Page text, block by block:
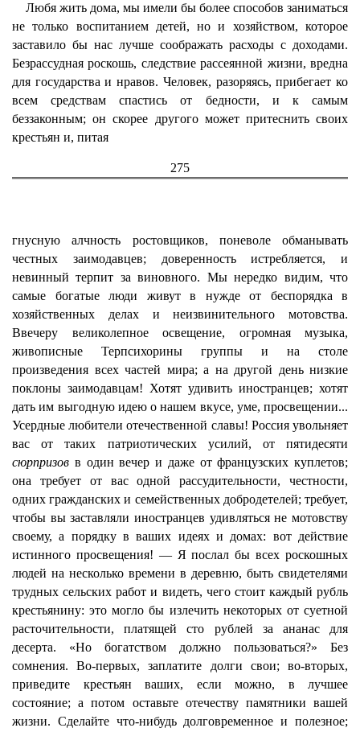
Любя жить дома, мы имели бы более способов заниматься
не только воспитанием детей, но и хозяйством, которое
заставило бы нас лучше соображать расходы с доходами.
Безрассудная роскошь, следствие рассеянной жизни, вредна
для государства и нравов. Человек, разоряясь, прибегает ко
всем средствам спастись от бедности, и к самым
беззаконным; он скорее другого может притеснить своих
крестьян и, питая
275
гнусную алчность ростовщиков, поневоле обманывать
честных заимодавцев; доверенность истребляется, и
невинный терпит за виновного. Мы нередко видим, что
самые богатые люди живут в нужде от беспорядка в
хозяйственных делах и неизвинительного мотовства.
Ввечеру великолепное освещение, огромная музыка,
живописные Терпсихорины группы и на столе
произведения всех частей мира; а на другой день низкие
поклоны заимодавцам! Хотят удивить иностранцев; хотят
дать им выгодную идею о нашем вкусе, уме, просвещении...
Усердные любители отечественной славы! Россия увольняет
вас от таких патриотических усилий, от пятидесяти
сюрпризов в один вечер и даже от французских куплетов;
она требует от вас одной рассудительности, честности,
одних гражданских и семейственных добродетелей; требует,
чтобы вы заставляли иностранцев удивляться не мотовству
своему, а порядку в ваших идеях и домах: вот действие
истинного просвещения! — Я послал бы всех роскошных
людей на несколько времени в деревню, быть свидетелями
трудных сельских работ и видеть, чего стоит каждый рубль
крестьянину: это могло бы излечить некоторых от суетной
расточительности, платящей сто рублей за ананас для
десерта. «Но богатством должно пользоваться?» Без
сомнения. Во-первых, заплатите долги свои; во-вторых,
приведите крестьян ваших, если можно, в лучшее
состояние; а потом оставьте отечеству памятники вашей
жизни. Сделайте что-нибудь долговременное и полезное;